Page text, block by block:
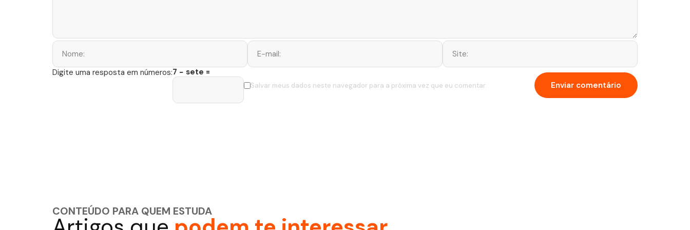
Salvar meus dados neste navegador para a próxima vez que eu comentar.
Digite uma resposta em números:7 − sete =
CONTEÚDO PARA QUEM ESTUDA